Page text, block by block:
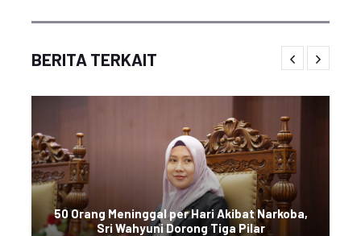
BERITA TERKAIT
50 Orang Meninggal per Hari Akibat Narkoba,
Sri Wahyuni Dorong Tiga Pilar